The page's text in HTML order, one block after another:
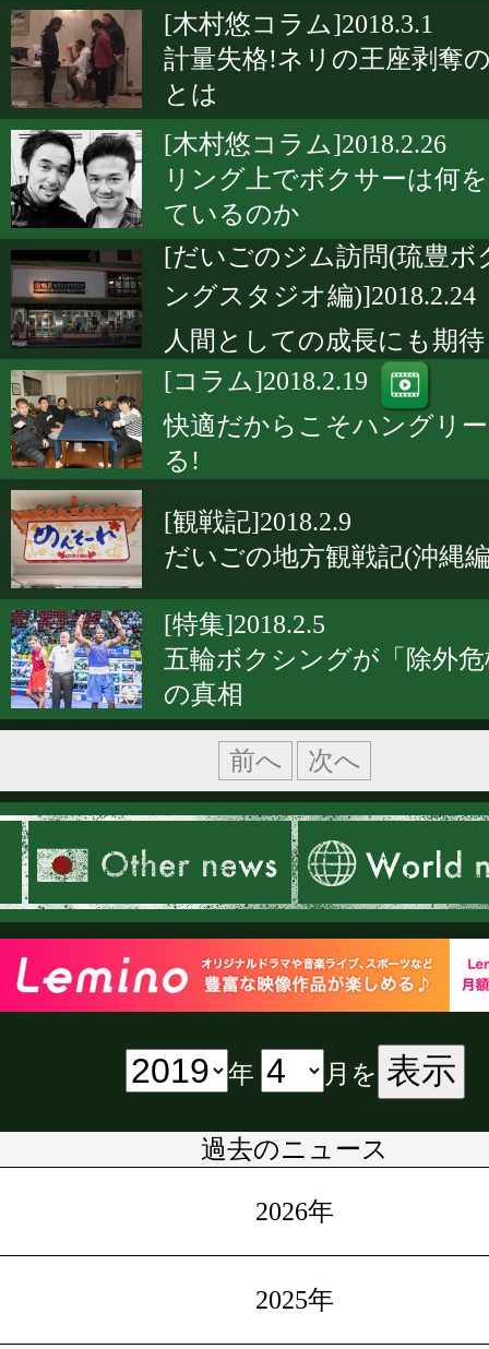
[木村悠コラム]2018.3.1
計量失格!ネリの王座剥奪
とは
[木村悠コラム]2018.2.26
リング上でボクサーは何
ているのか
[だいごのジム訪問(琉豊ボ
ングスタジオ編)]2018.2.24
人間としての成長にも期待
[コラム]2018.2.19
快適だからこそハングリ
る!
[観戦記]2018.2.9
だいごの地方観戦記(沖縄
[特集]2018.2.5
五輪ボクシングが「除外
の真相
前へ 次へ
年 月を 表示
過去のニュース
2026年
2025年